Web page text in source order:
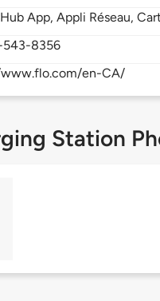
App, Appli Réseau,
543-8356
en-CA/
Station